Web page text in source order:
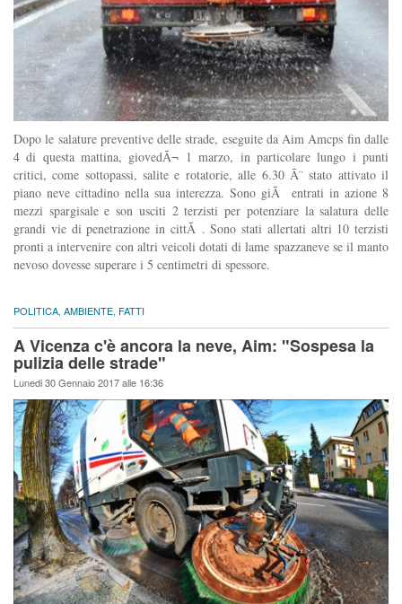
Dopo le salature preventive delle strade, eseguite da Aim Amcps fin dalle
4 di questa mattina, giovedÃ¬ 1 marzo, in particolare lungo i punti
critici, come sottopassi, salite e rotatorie, alle 6.30 Ã¨ stato attivato il
piano neve cittadino nella sua interezza. Sono giÃ entrati in azione 8
mezzi spargisale e son usciti 2 terzisti per potenziare la salatura delle
grandi vie di penetrazione in cittÃ . Sono stati allertati altri 10 terzisti
pronti a intervenire con altri veicoli dotati di lame spazzaneve se il manto
nevoso dovesse superare i 5 centimetri di spessore.
POLITICA AMBIENTE FATTI
A Vicenza c'è ancora la neve, Aim: "Sospesa la
pulizia delle strade"
Lunedi 30 Gennaio 2017 alle 16:36